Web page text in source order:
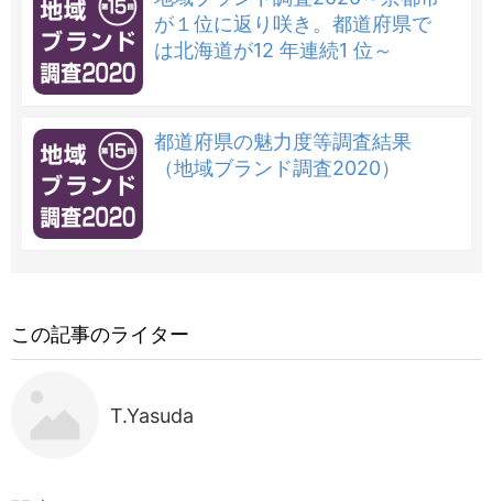
が１位に返り咲き。都道府県で
は北海道が12 年連続1 位～
都道府県の魅力度等調査結果
（地域ブランド調査2020）
この記事のライター
T.Yasuda